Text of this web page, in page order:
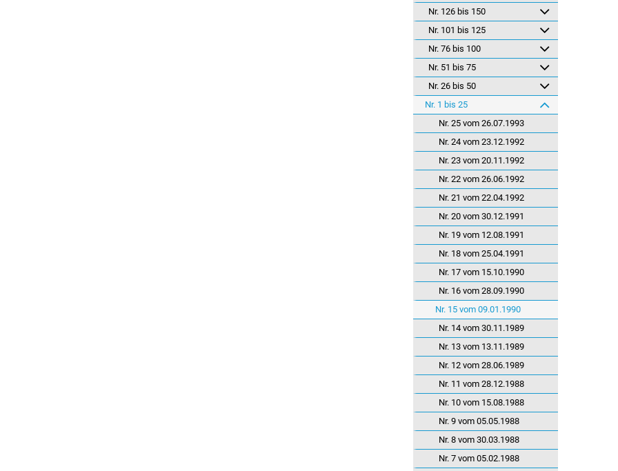
Nr. 126 bis 150
Nr. 101 bis 125
Nr. 76 bis 100
Nr. 51 bis 75
Nr. 26 bis 50
Nr. 1 bis 25
Nr. 25 vom 26.07.1993
Nr. 24 vom 23.12.1992
Nr. 23 vom 20.11.1992
Nr. 22 vom 26.06.1992
Nr. 21 vom 22.04.1992
Nr. 20 vom 30.12.1991
Nr. 19 vom 12.08.1991
Nr. 18 vom 25.04.1991
Nr. 17 vom 15.10.1990
Nr. 16 vom 28.09.1990
Nr. 15 vom 09.01.1990
Nr. 14 vom 30.11.1989
Nr. 13 vom 13.11.1989
Nr. 12 vom 28.06.1989
Nr. 11 vom 28.12.1988
Nr. 10 vom 15.08.1988
Nr. 9 vom 05.05.1988
Nr. 8 vom 30.03.1988
Nr. 7 vom 05.02.1988